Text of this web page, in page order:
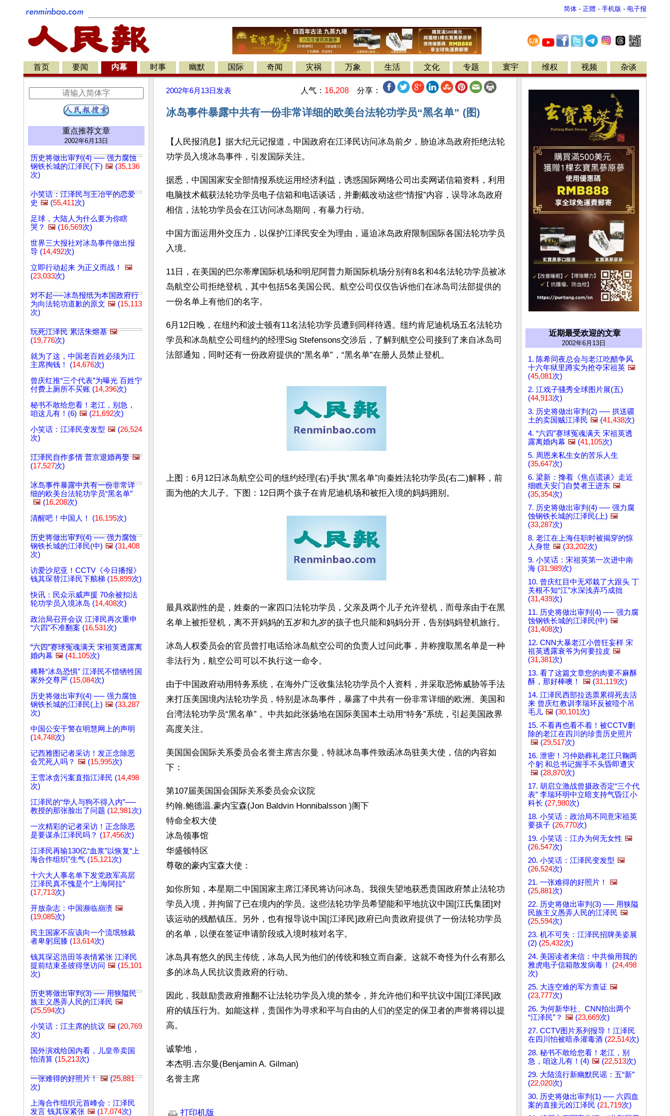
简体 - 正體 - 手机版 - 电子报
首页 要闻 内幕 时事 幽默 国际 奇闻 灾祸 万象 生活 文化 专题 寰宇 维权 视频 杂谈
重点推荐文章
2002年6月13日
历史将做出审判(4) ── 强力腐蚀
钢铁长城的江泽民(下) 🖼️ (35,136
次)
小笑话：江泽民与王冶平的恋爱
史 🖼️ (55,411次)
足球，大陆人为什么要为你瞎
哭？ 🖼️ (16,569次)
世界三大报社对冰岛事件做出报
导 (14,492次)
立即行动起来 为正义而战！
🖼️
(23,033次)
对不起──冰岛报纸为本国政府行
为向法轮功道歉的原文 🖼️ (15,113
次)
玩死江泽民 累活朱熔基 🖼️
(19,776次)
就为了这，中国老百姓必须为江
主席掏钱！ (14,676次)
曾庆红推“三个代表”为曝光 百姓宁
付费上厕所不买账 (14,396次)
秘书不敢给您看！老江，别急，
咱这儿有！(6) 🖼️ (21,692次)
小笑话：江泽民变发型 🖼️ (26,524
次)
江泽民自作多情 普京退婚再娶 🖼️
(17,527次)
冰岛事件暴露中共有一份非常详
细的欧美台法轮功学员“黑名单”
🖼️ (16,208次)
清醒吧！中国人！ (16,195次)
历史将做出审判(4) ── 强力腐蚀
钢铁长城的江泽民(中) 🖼️ (31,408
次)
访爱沙尼亚！CCTV《今日播报》
钱其琛替江泽民下舷梯 (15,899次)
快讯：民众示威声援 70余被扣法
轮功学员入境冰岛 (14,408次)
政治局召开会议 江泽民再次重申
“六四”不准翻案 (16,531次)
“六四”赛球冤魂满天 宋祖英透露离
婚内幕 🖼️ (41,105次)
稀释“冰岛恐惧” 江泽民不惜牺牲国
家外交尊严 (15,084次)
历史将做出审判(4) ── 强力腐蚀
钢铁长城的江泽民(上) 🖼️ (33,287
次)
中国公安干警在明慧网上的声明
(14,748次)
记西雅图记者采访！发正念除恶
会咒死人吗？ 🖼️ (15,995次)
王雪冰贪污案直指江泽民 (14,498
次)
江泽民的“华人与狗不得入内”──
教授的那张脸出了问题 (12,981次)
一次精彩的记者采访！正念除恶
是要谋杀江泽民吗？ (17,456次)
江泽民再输130亿“血浆”以恢复“上
海合作组织”生气 (15,121次)
十六大人事名单下发党政军高层
江泽民真不愧是个“上海阿拉”
(17,713次)
开放杂志：中国濒临崩溃 🖼️
(19,085次)
民主国家不应该向一个流氓独裁
者卑躬屈膝 (13,614次)
钱其琛迟浩田等表情紧张 江泽民
提前结束圣彼得堡访问 🖼️ (15,101
次)
历史将做出审判(3) ── 用狭隘民
族主义愚弄人民的江泽民 🖼️
(25,594次)
小笑话：江主席的抗议 🖼️ (20,769
次)
国外演戏给国内看，儿皇帝卖国
怕清算 (15,213次)
一张难得的好照片！ 🖼️(25,881
次)
上海合作组织元首峰会：江泽民
发言 钱其琛紧张 🖼️ (17,074次)
2002年6月13日 发表 人气： 16,208 分享：
冰岛事件暴露中共有一份非常详细的欧美台法轮功学员“黑名单” (图)
【人民报消息】据大纪元记报道，中国政府在江泽民访问冰岛前夕，胁迫冰岛政府拒绝法轮
功学员入境冰岛事件，引发国际关注。
据悉，中国国家安全部情报系统运用经济利益，诱惑国际网络公司出卖网诺信箱资料，利用
电脑技术截获法轮功学员电子信箱和电话谈话，并删截改动这些“情报”内容，误导冰岛政府
相信，法轮功学员会在江访问冰岛期间，有暴力行动。
中国方面运用外交压力，以保护江泽民安全为理由，逼迫冰岛政府限制国际各国法轮功学员
入境。
11日，在美国的巴尔蒂摩国际机场和明尼阿普力斯国际机场分别有8名和4名法轮功学员被冰
岛航空公司拒绝登机，其中包括5名美国公民。航空公司仅仅告诉他们在冰岛司法部提供的
一份名单上有他们的名字。
6月12日晚，在纽约和波士顿有11名法轮功学员遭到同样待遇。纽约肯尼迪机场五名法轮功
学员和冰岛航空公司纽约的经理Sig Stefensons交涉后，了解到航空公司接到了来自冰岛司
法部通知，同时还有一份政府提供的“黑名单”，“黑名单”在册人员禁止登机。
上图：6月12日冰岛航空公司的纽约经理(右)手执“黑名单”向秦姓法轮功学员(右二)解释，前
面为他的大儿子。下图：12日两个孩子在肯尼迪机场和被拒入境的妈妈拥别。
最具戏剧性的是，姓秦的一家四口法轮功学员，父亲及两个儿子允许登机，而母亲由于在黑
名单上被拒登机，离不开妈妈的五岁和九岁的孩子也只能和妈妈分开，告别妈妈登机旅行。
冰岛人权委员会的官员曾打电话给冰岛航空公司的负责人过问此事，并称搜取黑名单是一种
非法行为，航空公司可以不执行这一命令。
由于中国政府动用特务系统，在海外广泛收集法轮功学员个人资料，并采取恐怖威胁等手法
来打压美国境内法轮功学员，特别是冰岛事件，暴露了中共有一份非常详细的欧洲、美国和
台湾法轮功学员“黑名单” 。中共如此张扬地在国际美国本土动用“特务”系统，引起美国政界
高度关注。
美国国会国际关系委员会名誉主席吉尔曼，特就冰岛事件致函冰岛驻美大使，信的内容如
下：
第107届美国国会国际关系委员会众议院
约翰.鲍德温.豪内宝森(Jon Baldvin Honnibalsson )阁下
特命全权大使
冰岛领事馆
华盛顿特区
尊敬的豪内宝森大使：
如你所知，本星期二中国国家主席江泽民将访问冰岛。我很失望地获悉贵国政府禁止法轮功
学员入境，并拘留了已在境内的学员。这些法轮功学员希望能和平地抗议中国[江氏集团]对
该运动的残酷镇压。另外，也有报导说中国[江泽民]政府已向贵政府提供了一份法轮功学员
的名单，以便在签证申请阶段或入境时核对名字。
冰岛具有悠久的民主传统，冰岛人民为他们的传统和独立而自豪。这就不奇怪为什么有那么
多的冰岛人民抗议贵政府的行动。
因此，我鼓励贵政府推翻不让法轮功学员入境的禁令，并允许他们和平抗议中国[江泽民]政
府的镇压行为。如能这样，贵国作为寻求和平与自由的人们的坚定的保卫者的声誉将得以提
高。
诚挚地，
本杰明.吉尔曼(Benjamin A. Gilman)
名誉主席
打印机版
近期最受欢迎的文章
2002年6月13日
1. 陈希同夜总会与老江吃醋争风
十六年狱里蹲实为抢夺宋祖英 🖼️
(45,081次)
2. 江戏子骚秀全球图片展(五)
(44,913次)
3. 历史将做出审判(2) ── 拱送疆
土的卖国贼江泽民 🖼️ (41,438次)
4. “六四”赛球冤魂满天 宋祖英透
露离婚内幕 🖼️ (41,105次)
5. 周恩来私生女的苦乐人生
(35,647次)
6. 梁新：搀着《焦点谎谈》走近
细瞧天安门自焚者王进东 🖼️
(35,354次)
7. 历史将做出审判(4) ── 强力腐
蚀钢铁长城的江泽民(上) 🖼️
(33,287次)
8. 老江在上海任职时被揭穿的惊
人身世 🖼️ (33,202次)
9. 小笑话：宋祖英第一次进中南
海 (31,989次)
10. 曾庆红目中无邓栽了大跟头 丁
关根不知“江”水深浅弄巧成拙
(31,439次)
11. 历史将做出审判(4) ── 强力腐
蚀钢铁长城的江泽民(中) 🖼️
(31,408次)
12. CNN大暴老江小曾狂妄样 宋
祖英透露衰爷为何要拉皮 🖼️
(31,381次)
13. 看了这篇文章您的肉要不麻酥
酥，那好棒噢！
🖼️ (31,119次)
14. 江泽民西部拉选票累得死去活
来 曾庆红教训李瑞环反被噎个吊
毛儿 🖼️ (30,101次)
15. 不看再也看不着！被CCTV删
除的老江在四川的珍贵历史照片
🖼️ (29,517次)
16. 泄密！习仲勋葬礼老江只鞠两
个躬 和总书记握手不头昏即遭灾
🖼️ (28,870次)
17. 胡启立激战曾摄政否定“三个代
表” 李瑞环明中立暗支持气昏江小
科长 (27,980次)
18. 小笑话：政治局不同意宋祖英
要孩子 (26,770次)
19. 小笑话：江办为何无女性 🖼️
(26,547次)
20. 小笑话：江泽民变发型 🖼️
(26,524次)
21. 一张难得的好照片！
🖼️
(25,881次)
22. 历史将做出审判(3) ── 用狭隘
民族主义愚弄人民的江泽民 🖼️
(25,594次)
23. 机不可失：江泽民招牌美姿展
(2) (25,432次)
24. 美国读者来信：中共偷用我的
雅虎电子信箱散发病毒！ (24,498
次)
25. 大连空难的军方查证 🖼️
(23,777次)
26. 为何新华社、CNN拍出两个
“江泽民”？ 🖼️ (23,669次)
27. CCTV图片系列报导！江泽民
在四川怕被暗杀灌毒酒 (22,514次)
28. 秘书不敢给您看！老江，别
急，咱这儿有！(4) 🖼️ (22,513次)
29. 大陆流行新幽默民谣：五“新”
(22,020次)
30. 历史将做出审判(1) ── 六四血
案的直接元凶江泽民 (21,719次)